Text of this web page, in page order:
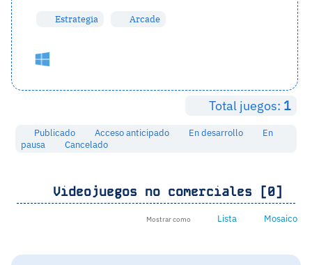
Estrategia Arcade
Total juegos: 1
Publicado Acceso anticipado En desarrollo
En
pausa
Cancelado
Videojuegos no comerciales [0]
Mostrar como Lista Mosaico